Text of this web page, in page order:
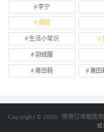
李宁
潮鞋
生活小常识
羽绒服
莆田鞋 莆田
Copyright © 2020 得物订单截图